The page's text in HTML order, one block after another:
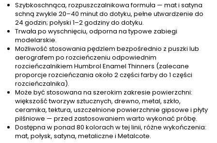
Szybkoschnąca, rozpuszczalnikowa formuła — mat i satyna
schną zwykle 20–40 minut do dotyku, pełne utwardzenie do
24 godzin; połyski 1–2 godziny do dotyku.
Trwała po wyschnięciu, odporna na typowe zabiegi
modelarskie.
Możliwość stosowania pędzlem bezpośrednio z puszki lub
aerografem po rozcieńczeniu odpowiednim
rozcieńczalnikiem Humbrol Enamel Thinners (zalecane
proporcje rozcieńczania około 2 części farby do 1 części
rozcieńczalnika).
Może być stosowana na szerokim zakresie powierzchni:
większość tworzyw sztucznych, drewno, metal, szkło,
ceramika, tektura, uszczelnione powierzchnie gipsowe i płyty
pilśniowe — przed zastosowaniem warto wykonać próbę.
Dostępna w ponad 80 kolorach w tej linii, różne wykończenia:
mat, połysk, satyna, metaliczne i Metalcote.